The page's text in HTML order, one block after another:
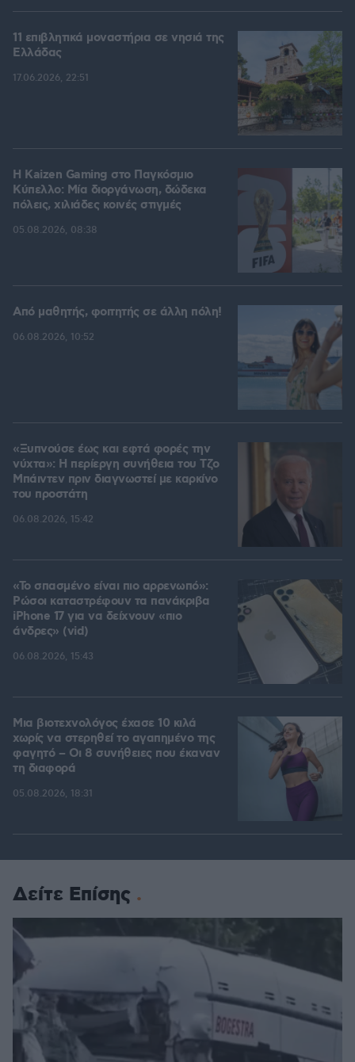
11 επιβλητικά μοναστήρια σε νησιά της
Ελλάδας
17.06.2026, 22:51
H Kaizen Gaming στο Παγκόσμιο
Kύπελλο: Μία διοργάνωση, δώδεκα
πόλεις, χιλιάδες κοινές στιγμές
05.08.2026, 08:38
Από μαθητής, φοιτητής σε άλλη πόλη!
06.08.2026, 10:52
«Ξυπνούσε έως και εφτά φορές την
νύχτα»: Η περίεργη συνήθεια του Τζο
Μπάιντεν πριν διαγνωστεί με καρκίνο
του προστάτη
06.08.2026, 15:42
«Το σπασμένο είναι πιο αρρενωπό»:
Ρώσοι καταστρέφουν τα πανάκριβα
iPhone 17 για να δείχνουν «πιο
άνδρες» (vid)
06.08.2026, 15:43
Μια βιοτεχνολόγος έχασε 10 κιλά
χωρίς να στερηθεί το αγαπημένο της
φαγητό – Οι 8 συνήθειες που έκαναν
τη διαφορά
05.08.2026, 18:31
Δείτε Επίσης